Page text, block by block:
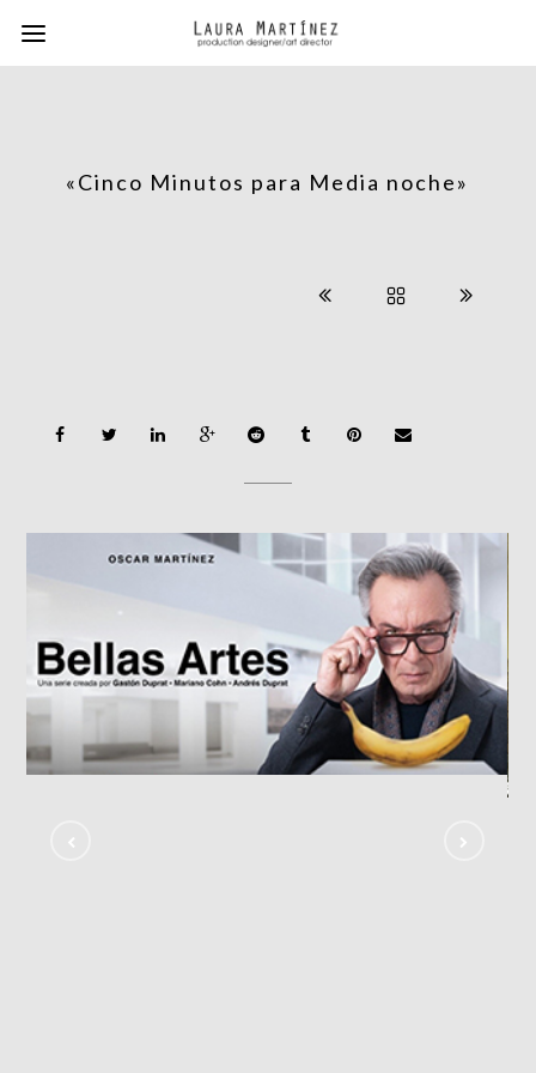
«Cinco Minutos para Media noche»
«Bellas Artes»
TV SHOWS